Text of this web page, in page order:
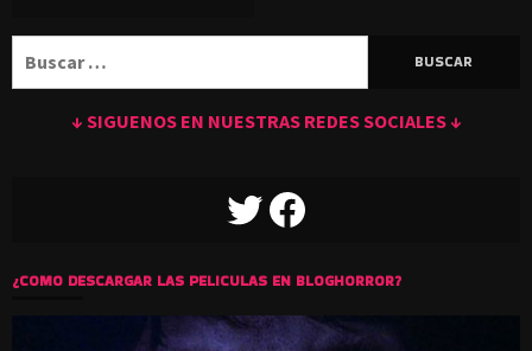
↓ SIGUENOS EN NUESTRAS REDES SOCIALES ↓
TWITTERFACEBOOK
¿COMO DESCARGAR LAS PELICULAS EN BLOGHORROR?